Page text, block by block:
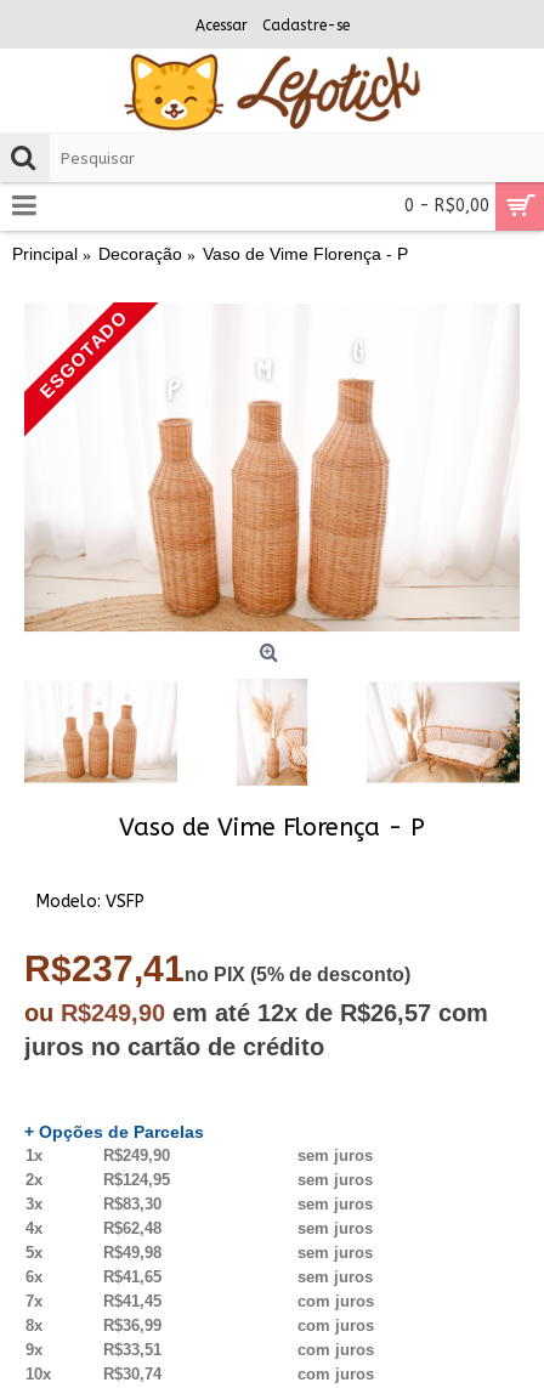
Acessar Cadastre-se
0 - R$0,00
Principal Decoração Vaso de Vime Florença - P
ESGOTADO
Vaso de Vime Florença - P
Modelo: VSFP
R$237,41no PIX (5% de desconto)
ou R$249,90 em até 12x de R$26,57 com
juros no cartão de crédito
+ Opções de Parcelas
1x R$249,90
sem juros
2x
R$124,95
sem juros
3x
R$83,30
sem juros
4x
R$62,48
sem juros
5x
R$49,98
sem juros
6x
R$41,65
sem juros
7x
R$41,45
com juros
8x
R$36,99
com juros
9x
R$33,51
com juros
10x
R$30,74
com juros